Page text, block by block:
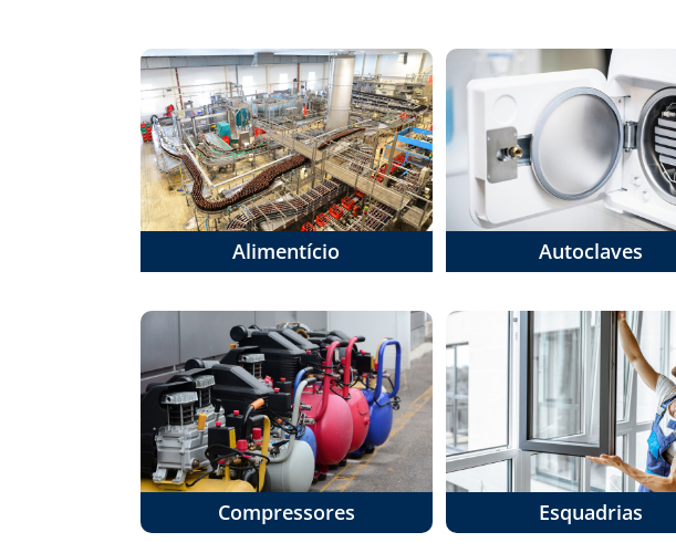
Alimentício Autoclaves
Compressores Esquadrias